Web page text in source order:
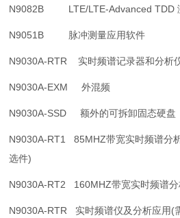
N9082B LTE/LTE-Advanced TDD
N9051B 脉冲测量应用软件
N9030A-RTR 实时频谱记录器和分析
N9030A-EXM 外混频
N9030A-SSD 额外的可拆卸固态硬盘
N9030A-RT1 85MHZ带宽实时频谱分
选件)
N9030A-RT2 160MHZ带宽实时频谱
N9030A-RTR 实时频谱仪及分析应用(